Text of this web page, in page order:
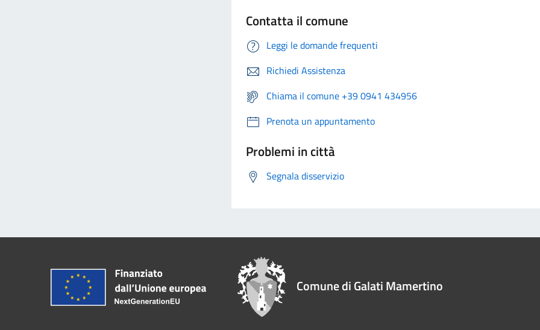
Contatta il comune
Leggi le domande frequenti
Richiedi Assistenza
Chiama il comune +39 0941 434956
Prenota un appuntamento
Problemi in città
Segnala disservizio
Comune di Galati Mamertino